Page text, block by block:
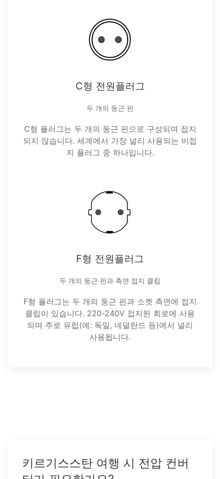
C형 전원플러그
두 개의 둥근 핀
C형 플러그는 두 개의 둥근 핀으로 구성되며 접지
되지 않습니다. 세계에서 가장 널리 사용되는 비접
지 플러그 중 하나입니다.
F형 전원플러그
두 개의 둥근 핀과 측면 접지 클립
F형 플러그는 두 개의 둥근 핀과 소켓 측면에 접지
클립이 있습니다. 220-240V 접지된 회로에 사용
되며 주로 유럽(예: 독일, 네덜란드 등)에서 널리
사용됩니다.
키르기스스탄 여행 시 전압 컨버